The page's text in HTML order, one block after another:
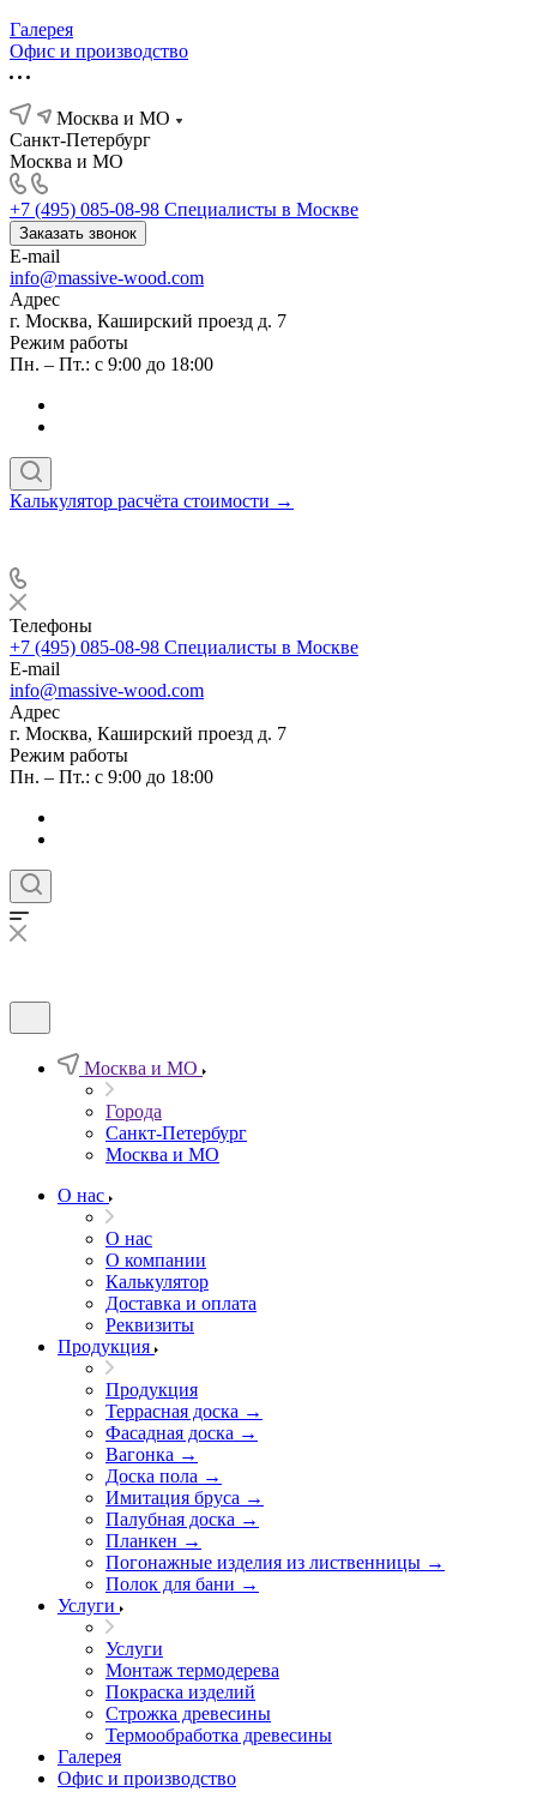
Галерея
Офис и производство
Москва и МО
Санкт-Петербург
Москва и МО
+7 (495) 085-08-98 Специалисты в Москве
Заказать звонок
E-mail
info@massive-wood.com
Адрес
г. Москва, Каширский проезд д. 7
Режим работы
Пн. – Пт.: с 9:00 до 18:00
Калькулятор расчёта стоимости →
Телефоны
+7 (495) 085-08-98 Специалисты в Москве
E-mail
info@massive-wood.com
Адрес
г. Москва, Каширский проезд д. 7
Режим работы
Пн. – Пт.: с 9:00 до 18:00
Москва и МО
Города
Санкт-Петербург
Москва и МО
О нас
О нас
О компании
Калькулятор
Доставка и оплата
Реквизиты
Продукция
Продукция
Террасная доска →
Фасадная доска →
Вагонка →
Доска пола →
Имитация бруса →
Палубная доска →
Планкен →
Погонажные изделия из лиственницы →
Полок для бани →
Услуги
Услуги
Монтаж термодерева
Покраска изделий
Строжка древесины
Термообработка древесины
Галерея
Офис и производство